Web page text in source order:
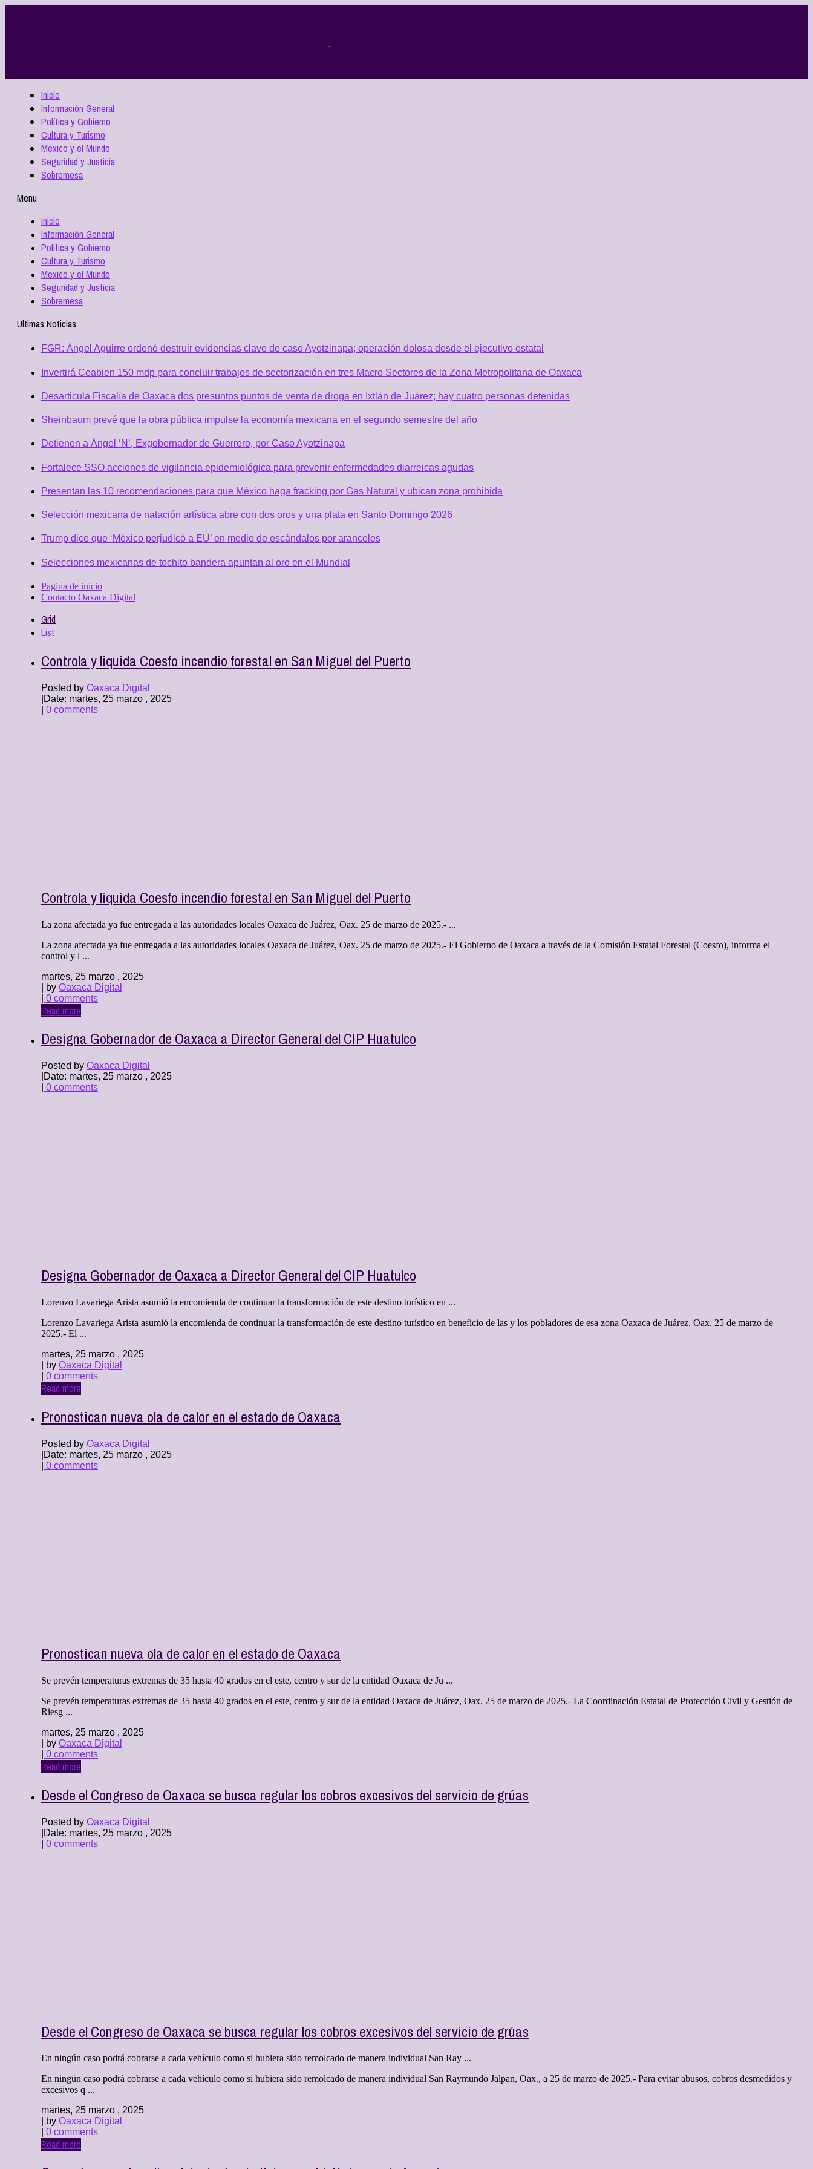
Inicio
Información General
Política y Gobierno
Cultura y Turismo
Mexico y el Mundo
Seguridad y Justicia
Sobremesa
Menu
Inicio
Información General
Política y Gobierno
Cultura y Turismo
Mexico y el Mundo
Seguridad y Justicia
Sobremesa
Ultimas Noticias
FGR: Ángel Aguirre ordenó destruir evidencias clave de caso Ayotzinapa; operación dolosa desde el ejecutivo estatal
Invertirá Ceabien 150 mdp para concluir trabajos de sectorización en tres Macro Sectores de la Zona Metropolitana de Oaxaca
Desarticula Fiscalía de Oaxaca dos presuntos puntos de venta de droga en Ixtlán de Juárez; hay cuatro personas detenidas
Sheinbaum prevé que la obra pública impulse la economía mexicana en el segundo semestre del año
Detienen a Ángel ‘N’, Exgobernador de Guerrero, por Caso Ayotzinapa
Fortalece SSO acciones de vigilancia epidemiológica para prevenir enfermedades diarreicas agudas
Presentan las 10 recomendaciones para que México haga fracking por Gas Natural y ubican zona prohibida
Selección mexicana de natación artística abre con dos oros y una plata en Santo Domingo 2026
Trump dice que ‘México perjudicó a EU’ en medio de escándalos por aranceles
Selecciones mexicanas de tochito bandera apuntan al oro en el Mundial
Pagina de inicio
Contacto Oaxaca Digital
Grid
List
Controla y liquida Coesfo incendio forestal en San Miguel del Puerto
Posted by Oaxaca Digital
Date: martes, 25 marzo , 2025
0 comments
Controla y liquida Coesfo incendio forestal en San Miguel del Puerto
La zona afectada ya fue entregada a las autoridades locales Oaxaca de Juárez, Oax. 25 de marzo de 2025.- ...
La zona afectada ya fue entregada a las autoridades locales Oaxaca de Juárez, Oax. 25 de marzo de 2025.- El Gobierno de Oaxaca a través de la Comisión Estatal Forestal (Coesfo), informa el
control y l ...
martes, 25 marzo , 2025
| by Oaxaca Digital
0 comments
Read more
Designa Gobernador de Oaxaca a Director General del CIP Huatulco
Posted by Oaxaca Digital
Date: martes, 25 marzo , 2025
0 comments
Designa Gobernador de Oaxaca a Director General del CIP Huatulco
Lorenzo Lavariega Arista asumió la encomienda de continuar la transformación de este destino turístico en ...
Lorenzo Lavariega Arista asumió la encomienda de continuar la transformación de este destino turístico en beneficio de las y los pobladores de esa zona Oaxaca de Juárez, Oax. 25 de marzo de
2025.- El ...
martes, 25 marzo , 2025
| by Oaxaca Digital
0 comments
Read more
Pronostican nueva ola de calor en el estado de Oaxaca
Posted by Oaxaca Digital
Date: martes, 25 marzo , 2025
0 comments
Pronostican nueva ola de calor en el estado de Oaxaca
Se prevén temperaturas extremas de 35 hasta 40 grados en el este, centro y sur de la entidad Oaxaca de Ju ...
Se prevén temperaturas extremas de 35 hasta 40 grados en el este, centro y sur de la entidad Oaxaca de Juárez, Oax. 25 de marzo de 2025.- La Coordinación Estatal de Protección Civil y Gestión de
Riesg ...
martes, 25 marzo , 2025
| by Oaxaca Digital
0 comments
Read more
Desde el Congreso de Oaxaca se busca regular los cobros excesivos del servicio de grúas
Posted by Oaxaca Digital
Date: martes, 25 marzo , 2025
0 comments
Desde el Congreso de Oaxaca se busca regular los cobros excesivos del servicio de grúas
En ningún caso podrá cobrarse a cada vehículo como si hubiera sido remolcado de manera individual San Ray ...
En ningún caso podrá cobrarse a cada vehículo como si hubiera sido remolcado de manera individual San Raymundo Jalpan, Oax., a 25 de marzo de 2025.- Para evitar abusos, cobros desmedidos y
excesivos q ...
martes, 25 marzo , 2025
| by Oaxaca Digital
0 comments
Read more